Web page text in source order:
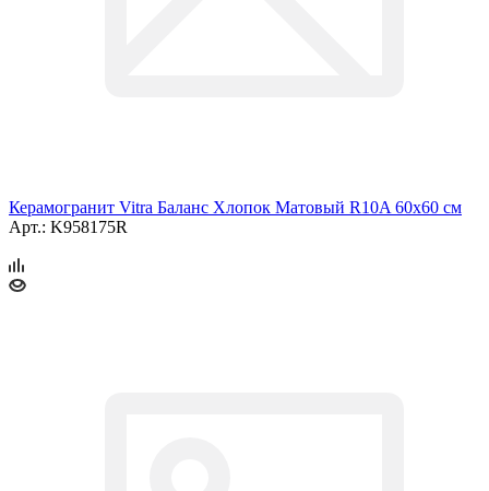
Керамогранит Vitra Баланс Хлопок Матовый R10A 60x60 см
Арт.: K958175R